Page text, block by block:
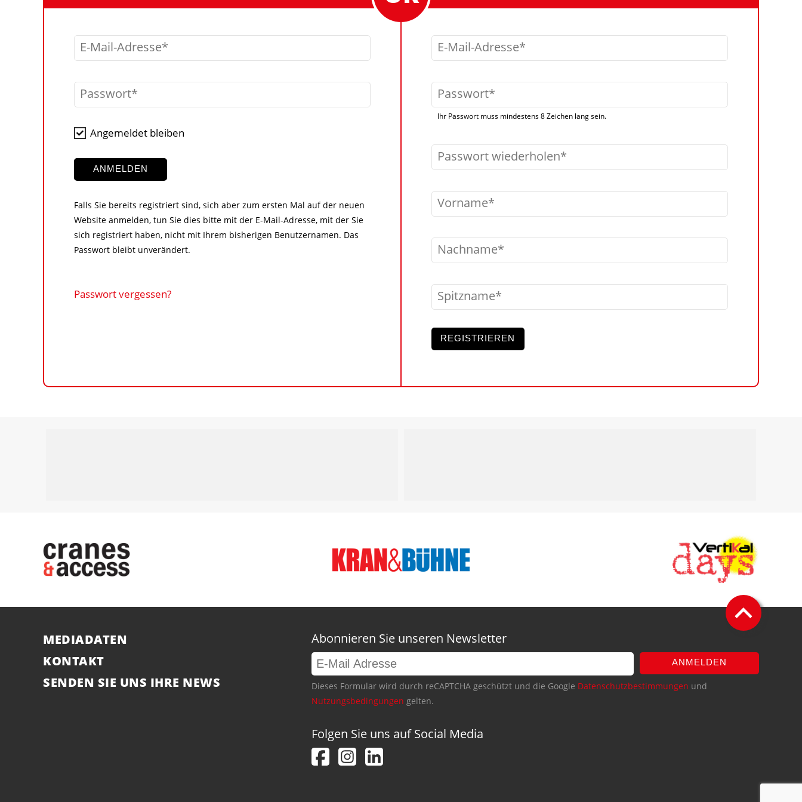
E-Mail-Adresse
Passwort
Angemeldet bleiben
ANMELDEN
Falls Sie bereits registriert sind, sich aber zum ersten Mal auf der neuen
Website anmelden, tun Sie dies bitte mit der E-Mail-Adresse, mit der Sie
sich registriert haben, nicht mit Ihrem bisherigen Benutzernamen. Das
Passwort bleibt unverändert.
Passwort vergessen?
E-Mail-Adresse
Passwort
Ihr Passwort muss mindestens 8 Zeichen lang sein.
Passwort wiederholen
Vorname
Nachname
Spitzname
REGISTRIEREN
MEDIADATEN
KONTAKT
SENDEN SIE UNS IHRE NEWS
Abonnieren Sie unseren Newsletter
ANMELDEN
Dieses Formular wird durch reCAPTCHA geschützt und die Google Datenschutzbestimmungen und
Nutzungsbedingungen gelten.
Folgen Sie uns auf Social Media